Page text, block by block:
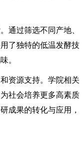
过筛选不同产地、
了独特的低温发酵技
。
资源支持。学院相关
社会培养更多高素质
成果的转化与应用，